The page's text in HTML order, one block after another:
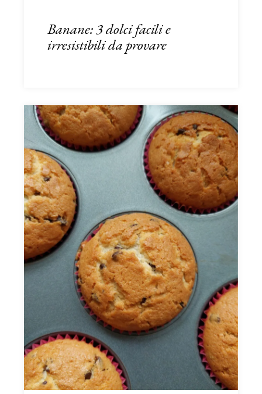
Banane: 3 dolci facili e
irresistibili da provare